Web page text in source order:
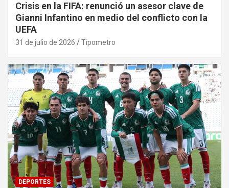
Crisis en la FIFA: renunció un asesor clave de
Gianni Infantino en medio del conflicto con la
UEFA
31 de julio de 2026 Tipometro
DEPORTES